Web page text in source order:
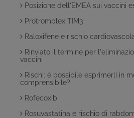
Posizione dell'EMEA sui vaccini
Protromplex TIM3
Raloxifene e rischio
Rinviato il termine per
vaccini
Rischi: è possibile esprimerli in
comprensibile?
Rofecoxib
Rosuvastatina e rischio di